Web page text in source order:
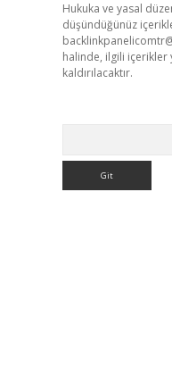
Hukuka ve yasal
düşündüğünüz
halinde, ilgili içerikler
kaldırılacaktır.